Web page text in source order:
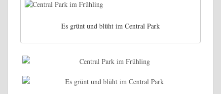
Es grünt und blüht im Central Park